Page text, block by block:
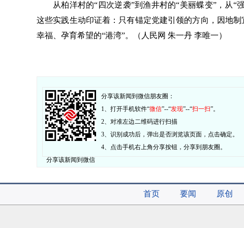
从柏洋村的“四次逆袭”到渔井村的“美丽蝶变”，从“
这些实践生动印证着：只有锚定党建引领的方向，因地
幸福、孕育希望的“港湾”。（人民网 朱一丹 李唯一）
分享该新闻到微信
分享该新闻到微信朋友圈：
1、打开手机软件“微信”--“发现”--“扫一扫”。
2、对准左边二维码进行扫描
3、识别成功后，弹出是否浏览该页面，点击确定。
4、点击手机右上角分享按钮，分享到朋友圈。
首页 要闻 原创